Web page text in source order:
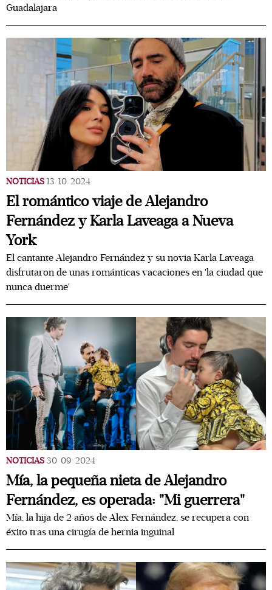
Guadalajara
NOTICIAS 13/10/2024
El romántico viaje de Alejandro
Fernández y Karla Laveaga a Nueva
York
El cantante Alejandro Fernández y su novia Karla Laveaga
disfrutaron de unas románticas vacaciones en 'la ciudad que
nunca duerme'
NOTICIAS 30/09/2024
Mía, la pequeña nieta de Alejandro
Fernández, es operada: "Mi guerrera"
Mía, la hija de 2 años de Alex Fernández, se recupera con
éxito tras una cirugía de hernia inguinal